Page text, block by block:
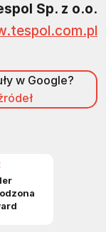
Sp. z o.o.
w Google?